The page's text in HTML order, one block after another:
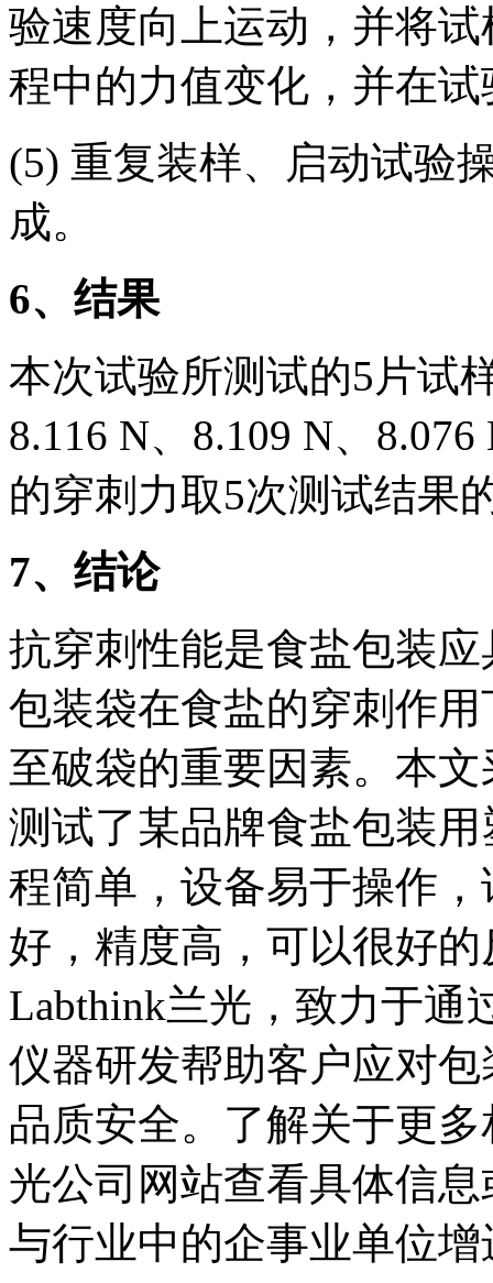
验速度向上运动，并将
程中的力值变化，并在
(5) 重复装样、启动试验
成。
6、结果
本次试验所测试的5片试
8.116 N、8.109 N、
的穿刺力取5次测试结果
7、结论
抗穿刺性能是食盐包装
包装袋在食盐的穿刺作
至破袋的重要因素。本
测试了某品牌食盐包装
程简单，设备易于操作
好，精度高，可以很好
Labthink兰光，致力于通
仪器研发帮助客户应对
品质安全。了解关于更
光公司网站查看具体信
与行业中的企事业单位